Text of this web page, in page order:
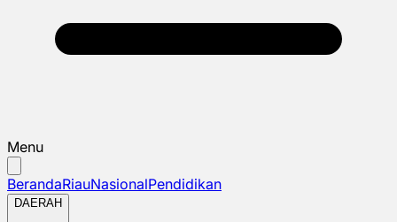
Menu
BerandaRiauNasionalPendidikan
DAERAH